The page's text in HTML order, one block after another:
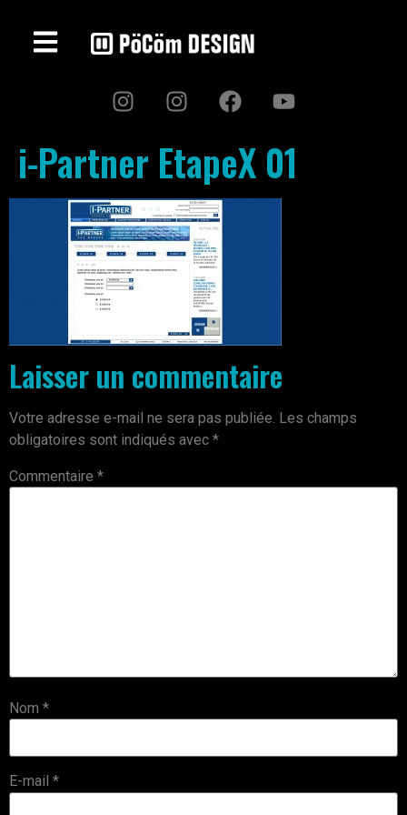
i-Partner EtapeX 01
Laisser un commentaire
Votre adresse e-mail ne sera pas publiée. Les champs
obligatoires sont indiqués avec *
Commentaire *
Nom *
E-mail *